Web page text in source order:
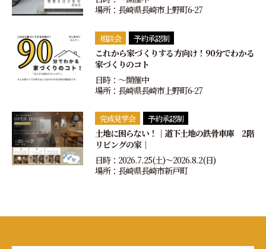
場所：長崎県長崎市上野町6-27
相談会 予約承認制
これから家づくりする方向け！90分でわかる
家づくりのコト
日時：〜開催中
場所：長崎県長崎市上野町6-27
完成見学会 予約承認制
土地に困らない！｜道下土地の鉄骨車庫 2階
リビングの家｜
日時：2026.7.25(土)〜2026.8.2(日)
場所：長崎県長崎市新戸町